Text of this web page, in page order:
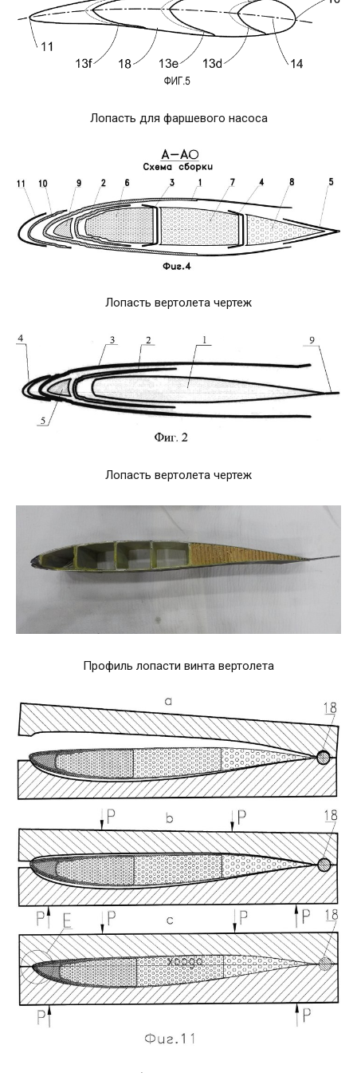
Лопасть для фаршевого насоса
Лопасть вертолета чертеж
Лопасть вертолета чертеж
Профиль лопасти винта вертолета